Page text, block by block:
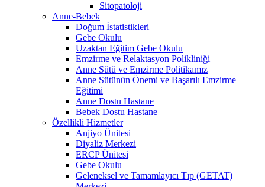
Sitopatoloji
Anne-Bebek
Doğum İstatistikleri
Gebe Okulu
Uzaktan Eğitim Gebe Okulu
Emzirme ve Relaktasyon Polikliniği
Anne Sütü ve Emzirme Politikamız
Anne Sütünün Önemi ve Başarılı Emzirme
Eğitimi
Anne Dostu Hastane
Bebek Dostu Hastane
Özellikli Hizmetler
Anjiyo Ünitesi
Diyaliz Merkezi
ERCP Ünitesi
Gebe Okulu
Geleneksel ve Tamamlayıcı Tıp (GETAT)